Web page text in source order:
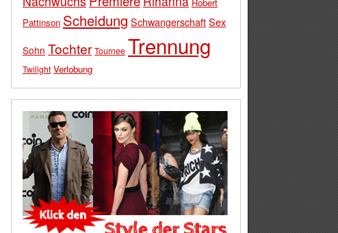
Pattinson Scheidung SchwangerschaftSex
Sohn Tochter Tournee Trennung
Twilight Verlobung